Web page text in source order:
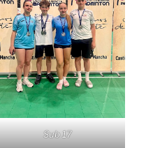
Sub 17